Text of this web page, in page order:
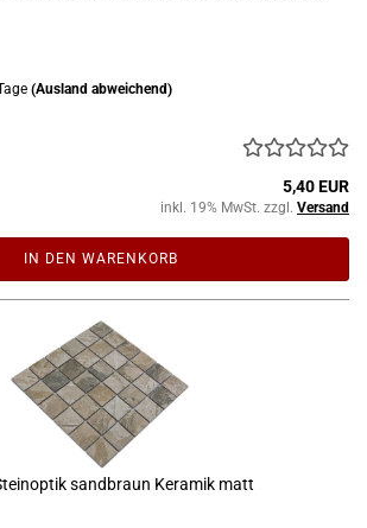
(Ausland abweichend)
5,40 EUR
inkl. 19% MwSt. zzgl. Versand
IN DEN WARENKORB
sandbraun Keramik matt